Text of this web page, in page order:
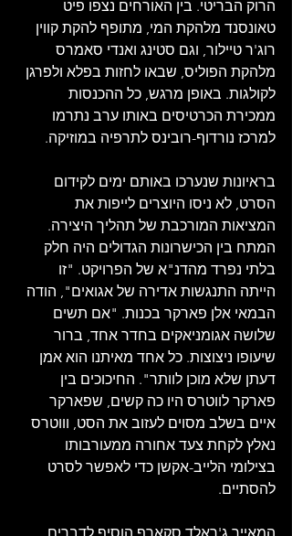
הרוק הבריטי. בין האורחים נצפו פיט
טאונסנד מלהקת המי, מתופף להקת קווין
רוג'ר טיילור, וגם סטינג ואנדי סאמרס
מלהקת הפוליס, שבאו לחזות בפלא ולפרגן
לקולגות. באופן מרגש, כל ההכנסות
ממכירת הכרטיסים באותו ערב נתרמו
למרכז נורדוף-רובינס לתרפיה במוזיקה.
בראיונות שנערכו באותם ימים לקידום
הסרט, לא ניסו היוצרים לייפות את
המציאות המורכבת של תהליך היצירה.
המתח בין הכישרונות הגדולים היה חלק
בלתי נפרד מהדנ"א של הפרויקט. "זו
הייתה התנגשות אדירה של אגואים", הודה
הבמאי אלן פארקר בכנות. "אם תשים
שלושה אגומניאקים בחדר אחד, ברור
שיעופו ניצוצות. כל אחד מאיתנו הוא אמן
דעתן שלא מוכן לוותר". החיכוכים בין
פארקר לווטרס היו כה קשים, שפארקר
איים בשלב מסוים לעזוב את הסט, וווטרס
נאלץ לקחת צעד אחורה ממעורבותו
בצילומי הלייב-אקשן כדי לאפשר לסרט
להסתיים.